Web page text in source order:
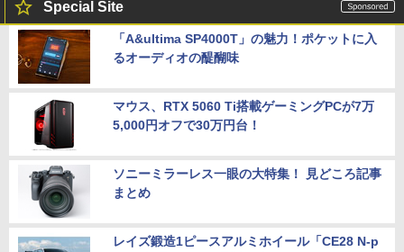
Special Site
「A&ultima SP4000T」の魅力！ポケットに入
るオーディオの醍醐味
マウス、RTX 5060 Ti搭載ゲーミングPCが7万
5,000円オフで30万円台！
ソニーミラーレス一眼の大特集！ 見どころ記事
まとめ
レイズ鍛造1ピースアルミホイール「CE28 N-p